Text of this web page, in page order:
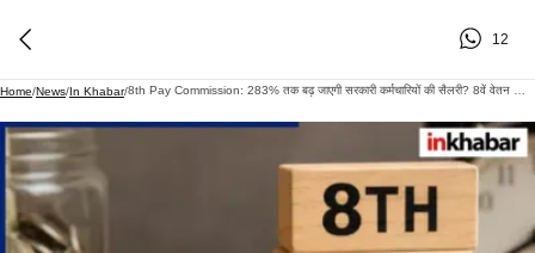
12
Home/News/In Khabar/